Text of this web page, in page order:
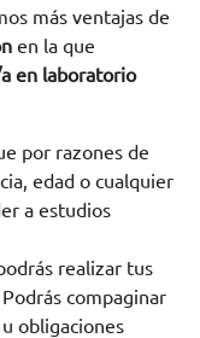
más ventajas de
en la que
en laboratorio
por razones de
edad o cualquier
a estudios
realizar tus
compaginar
obligaciones